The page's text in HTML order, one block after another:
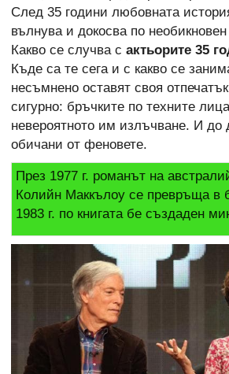
След 35 години любовната
вълнува и докосва по
Какво се случва с актьорите 35
Къде са те сега и с какво се
несъмнено оставят своя
сигурно: бръчките по техните
невероятното им излъчване. И до
обичани от феновете.
През 1977 г. романът на
Колийн Маккълоу се превръща в
1983 г. по книгата бе създаден